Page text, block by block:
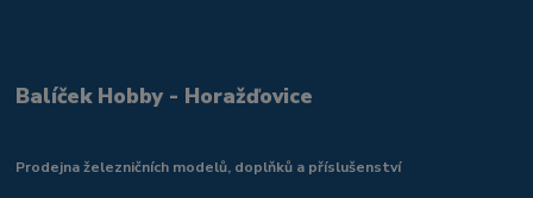
Balíček Hobby - Horažďovice
Prodejna železničních modelů, doplňků a příslušenství